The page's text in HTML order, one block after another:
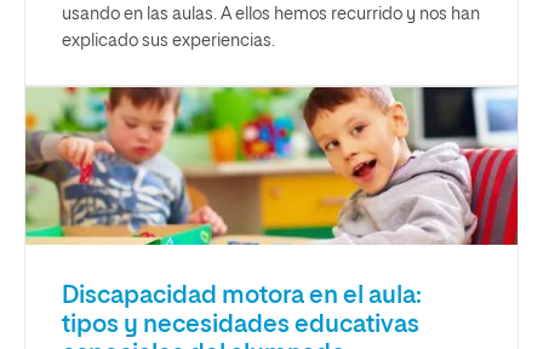
usando en las aulas. A ellos hemos recurrido y nos han
explicado sus experiencias.
Discapacidad motora en el aula:
tipos y necesidades educativas